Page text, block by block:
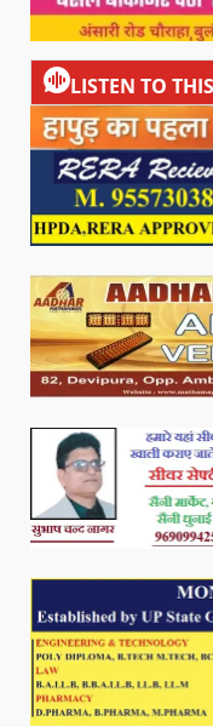
LISTEN TO THIS